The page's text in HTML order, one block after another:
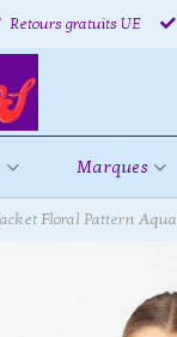
Retours gratuits UE
Marques
Floral Pattern Aqua